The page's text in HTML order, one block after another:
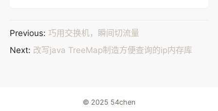
Previous: 巧用交换机，瞬间切流量
Next: 改写java TreeMap制造方便查询的ip内存库
© 2025 54chen